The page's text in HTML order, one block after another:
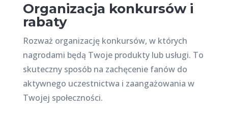
Organizacja konkursów i
rabaty
Rozważ organizację konkursów, w których
nagrodami będą Twoje produkty lub usługi. To
skuteczny sposób na zachęcenie fanów do
aktywnego uczestnictwa i zaangażowania w
Twojej społeczności.